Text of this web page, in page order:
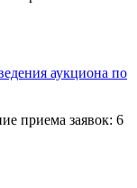
аукциона по
приема заявок: 6